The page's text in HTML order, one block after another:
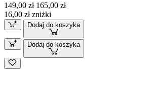
149,00 zł 165,00 zł
16,00 zł zniżki
Dodaj do koszyka
Dodaj do koszyka